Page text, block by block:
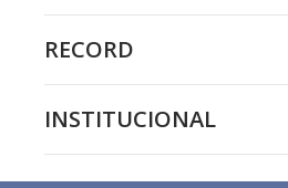
RECORD
INSTITUCIONAL